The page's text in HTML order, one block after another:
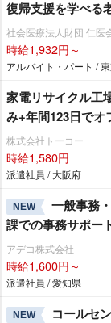
復帰支援を学べる
社会医療法人財団 仁医
時給1,932円～
アルバイト・パート /
家電リサイクル工
み+年間123日でオ
株式会社トーコー
時給1,580円
派遣社員 / 大阪府
NEW
一般事務
課での事務サポー
アデコ株式会社
時給1,600円～
派遣社員 / 愛知県
NEW
コールセ